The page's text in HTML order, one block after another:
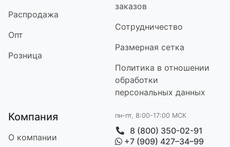
Распродажа
Опт
Розница
заказов
Сотрудничество
Размерная сетка
Политика в отношении
обработки
персональных данных
Компания
О компании
пн-пт, 8:00-17:00 МСК
8 (800) 350-02-91
+7 (909) 427–34–99